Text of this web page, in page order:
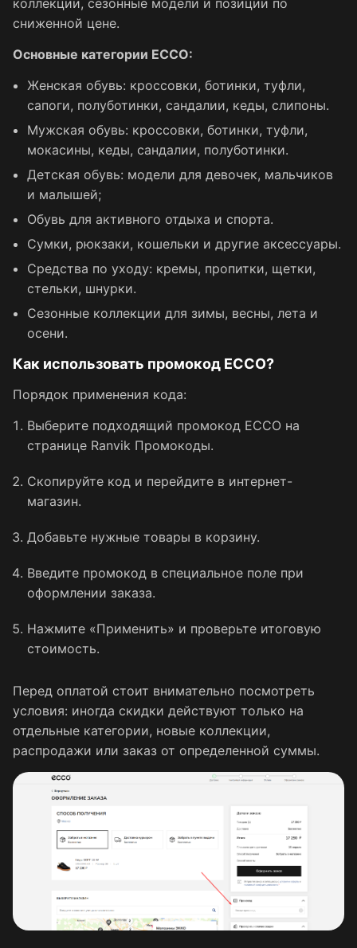
коллекции, сезонные модели и позиции по
сниженной цене.
Основные категории ECCO:
Женская обувь: кроссовки, ботинки, туфли,
сапоги, полуботинки, сандалии, кеды, слипоны.
Мужская обувь: кроссовки, ботинки, туфли,
мокасины, кеды, сандалии, полуботинки.
Детская обувь: модели для девочек, мальчиков
и малышей;
Обувь для активного отдыха и спорта.
Сумки, рюкзаки, кошельки и другие аксессуары.
Средства по уходу: кремы, пропитки, щетки,
стельки, шнурки.
Сезонные коллекции для зимы, весны, лета и
осени.
Как использовать промокод ECCO?
Порядок применения кода:
Выберите подходящий промокод ECCO на
странице Ranvik Промокоды.
Скопируйте код и перейдите в интернет-
магазин.
Добавьте нужные товары в корзину.
Введите промокод в специальное поле при
оформлении заказа.
Нажмите «Применить» и проверьте итоговую
стоимость.
Перед оплатой стоит внимательно посмотреть
условия: иногда скидки действуют только на
отдельные категории, новые коллекции,
распродажи или заказ от определенной суммы.